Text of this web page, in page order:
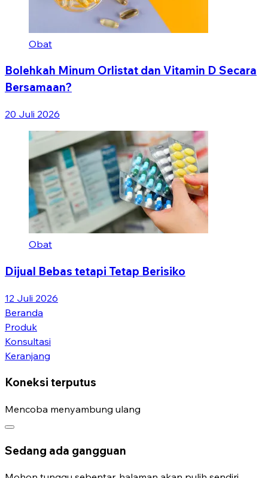
Obat
Bolehkah Minum Orlistat dan Vitamin D Secara
Bersamaan?
20 Juli 2026
Obat
Dijual Bebas tetapi Tetap Berisiko
12 Juli 2026
Beranda
Produk
Konsultasi
Keranjang
Koneksi terputus
Mencoba menyambung ulang
Sedang ada gangguan